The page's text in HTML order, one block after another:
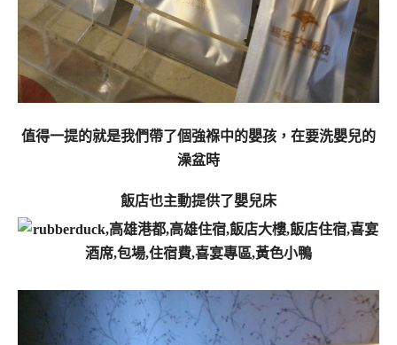
值得一提的就是我們帶了個強褓中的嬰孩，在要洗嬰兒的
澡盆時
飯店也主動提供了嬰兒床